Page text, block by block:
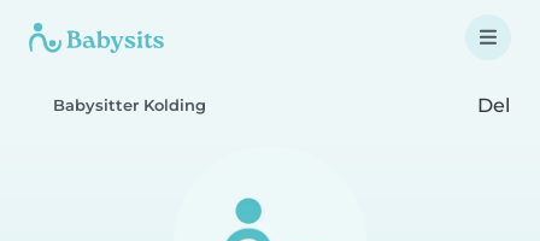
Babysitter Kolding Del